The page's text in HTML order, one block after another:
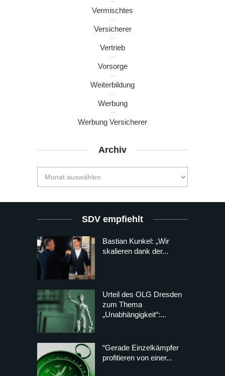
Vermischtes
Versicherer
Vertrieb
Vorsorge
Weiterbildung
Werbung
Werbung Versicherer
Archiv
SDV empfiehlt
Bastian Kunkel: „Wir
skalieren dank der...
Urteil des OLG Dresden
zum Thema
„Unabhängigkeit“:...
“Gerade Einzelkämpfer
profitieren von einer...